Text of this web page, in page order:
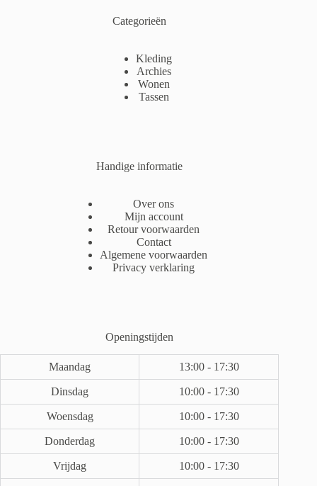
Categorieën
Kleding
Archies
Wonen
Tassen
Handige informatie
Over ons
Mijn account
Retour voorwaarden
Contact
Algemene voorwaarden
Privacy verklaring
Openingstijden
Maandag 13:00 - 17:30
Dinsdag 10:00 - 17:30
Woensdag 10:00 - 17:30
Donderdag 10:00 - 17:30
Vrijdag 10:00 - 17:30